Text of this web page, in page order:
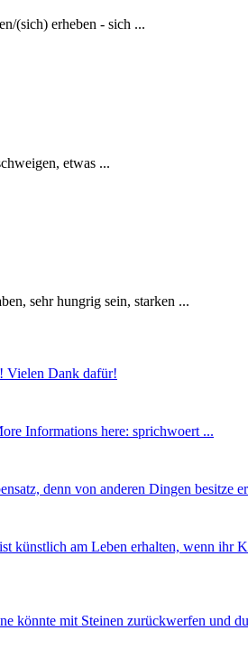
(sich) erheben - sich ...
etwas ...
sehr hungrig sein, starken ...
Vielen Dank dafür!
Informations here: sprichwoert ...
denn von anderen Dingen besitze
künstlich am Leben erhalten, wenn ihr
könnte mit Steinen zurückwerfen und